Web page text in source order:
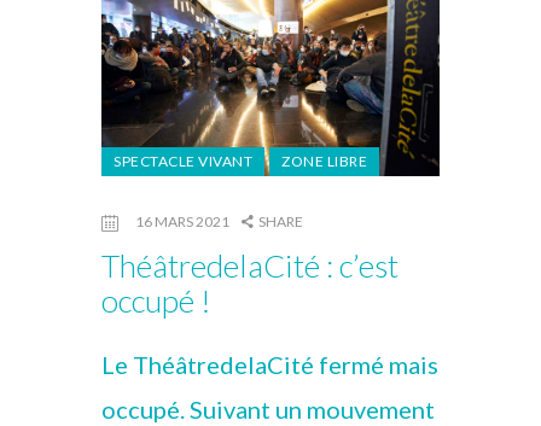
SPECTACLE VIVANT ZONE LIBRE
16 MARS 2021 SHARE
ThéâtredelaCité : c’est
occupé !
Le ThéâtredelaCité fermé mais
occupé. Suivant un mouvement